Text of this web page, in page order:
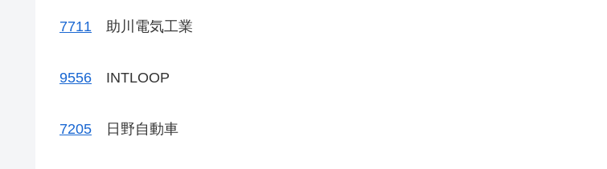
7711 助川電気工業
9556 INTLOOP
7205 日野自動車